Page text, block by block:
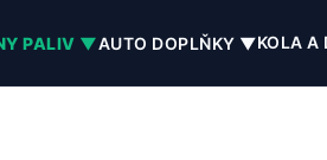
PALIV ▼AUTO DOPLŇKY ▼KOLA A